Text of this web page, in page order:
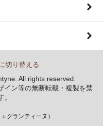
切り替える
All rights reserved.
イン等の無断転載・複製を禁
。
グランティーヌ）